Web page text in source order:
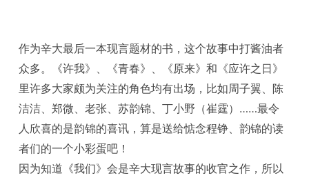
作为辛大最后一本现言题材的书，这个故事中打酱油者
众多。《许我》、《青春》、《原来》和《应许之日》
里许多大家颇为关注的角色均有出场，比如周子翼、陈
洁洁、郑微、老张、苏韵锦、丁小野（崔霆）……最令
人欣喜的是韵锦的喜讯，算是送给惦念程铮、韵锦的读
者们的一个小彩蛋吧！
因为知道《我们》会是辛大现言故事的收官之作，所以